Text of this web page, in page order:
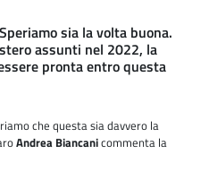
sia la volta buona.
assunti nel 2022, la
pronta entro questa
che questa sia davvero la
Andrea Biancanicommenta la